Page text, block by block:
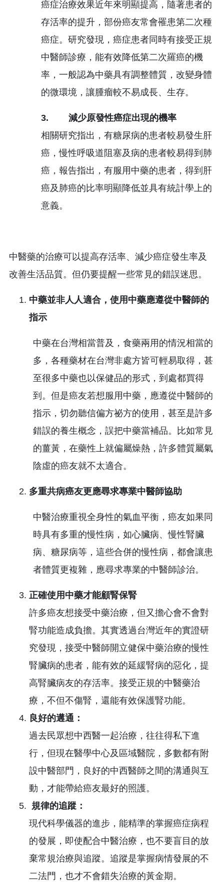
癌症治療效果近年來明顯提高，隨著患者的
存活率的提升，部份癌友常會罹患第二次種
癌症。研究發現，癌症患者同時有接受正規
中醫師診療，能有效降低第二次羅癌的機
率，一般認為中藥具有調整體質，改變身體
的微環境，讓腫瘤較不易成長、生存。
3. 減少原發性癌症出現的機率
相關研究指出，有糖尿病的患者較易發生肝
癌，慢性呼吸道阻塞及病的患者較易得到肺
癌，報告指出，有服用中藥的患者，得到肝
癌及肺癌的比率明顯降低並具有統計學上的
意義。
中醫藥的治療可以提高存活率、減少癌症發生率及
改善生活品質。但仍要提醒一些常見的錯誤迷思。
中藥並非人人適合，使用中藥應遵從中醫師的
指示
中藥在台灣相當普及，食藥兩用的情況相當的
多，各種藥材在台灣非處方皆可輕易取得，甚
至很多中藥也以保健品的形式，到處都買得
到。但是癌友若想服用中藥，應遵從中醫師的
指示，切勿聽信偏方祕方的使用，甚至是許多
錯誤的養生概念，誤把中藥當補品。比如常見
的薑黃，在藥性上就偏屬燥熱，許多體質屬氣
陰虛的癌友就不太適合。
多重共病癌友更應尋求專業中醫師協助
中醫治療重視全身性的氣血平衡，癌友如果同
時具有多重的慢性病，如心臟病、慢性腎臟
病、糖尿病等，這些合併的慢性病，都會讓患
者體質更複雜，應尋求專業的中醫師診治。
正確使用中藥才能顧腎保腎
許多癌友想接受中藥治療，但又擔心會不會對
腎功能造成負擔。其實透過台灣近年的實證研
究發現，接受中醫師開立健保中藥治療的慢性
腎臟病的患者，能有效的延緩腎病的惡化，提
高腎臟病友的存活率。接受正規的中醫藥治
療，不但不傷腎，還能有效保護腎功能。
良好的遘通：
過去民眾想中西醫一起治療，往往得私下進
行，但現在醫學中心及區域醫院，多數都有附
設中醫部門，良好的中西醫師之間的溝通與互
動，才能帶給癌友最好的照護。
規律的追蹤：
現代科學儀器的進步，能精準的掌握癌症病程
的發展，即使配合中醫治療，也不要盲目的放
棄常規治療與追蹤。追蹤是掌握病情發展的不
二法門，也才不會錯失治療的黃金期。